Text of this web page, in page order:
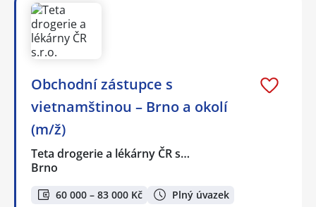
Obchodní zástupce s
vietnamštinou – Brno a okolí
(m/ž)
Teta drogerie a lékárny ČR s…
Brno
60 000 – 83 000 Kč Plný úvazek